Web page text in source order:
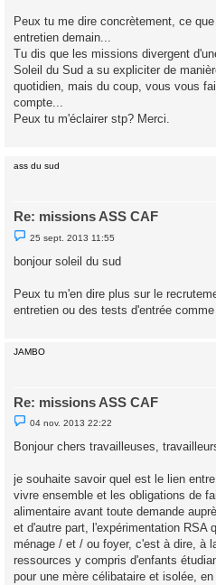
e
n
n
l
Peux tu me dire concrètement, ce
entretien demain...
Tu dis que les missions divergent
Soleil du Sud a su expliciter de
quotidien, mais du coup, vous vous
compte...
Peux tu m'éclairer stp? Merci.
ass du sud
Re: missions ASS CAF
M
e
s
e
n
u
25 sept. 2013 11:55
bonjour soleil du sud
Peux tu m'en dire plus sur le
entretien ou des tests d'entrée
JAMBO
Re: missions ASS CAF
M
e
s
e
n
n
l
u
04 nov. 2013 22:22
Bonjour chers travailleuses,
je souhaite savoir quel est le lien
vivre ensemble et les obligations de
alimentaire avant toute demande
et d'autre part, l'expérimentation RSA
ménage / et / ou foyer, c'est à dire, à
ressources y compris d'enfants
pour une mère célibataire et isolée,